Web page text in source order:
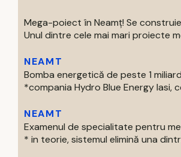
Mega-poiect în Neamț! Se
Unul dintre cele mai mari proiecte
NEAMT
Bomba energetică de peste 1
*compania Hydro Blue Energy Iasi,
NEAMT
Examenul de specialitate pentru
* in teorie, sistemul elimină una